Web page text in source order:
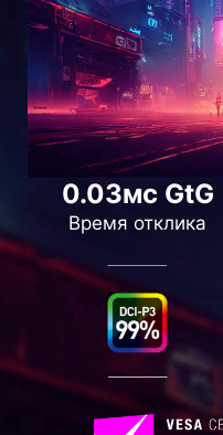
0.03мс GtG
Время отклика